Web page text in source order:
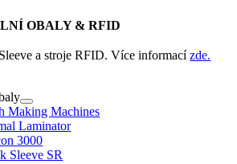
OBALY & RFID
a stroje RFID. Více informacízde.
Making Machines
Laminator
3000
Sleeve SR